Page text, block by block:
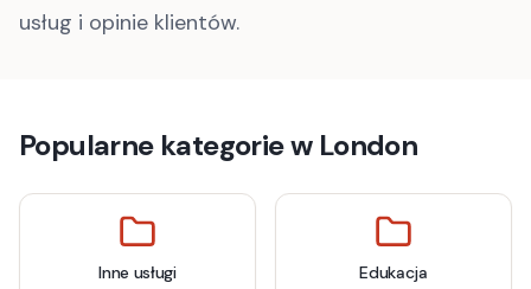
usług i opinie klientów.
Popularne kategorie w London
Inne usługi Edukacja